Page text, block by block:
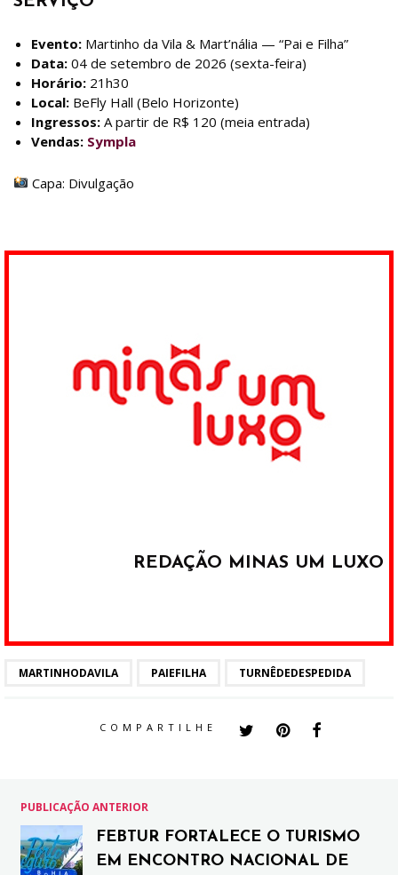
Evento: Martinho da Vila & Mart’nália — “Pai e Filha”
Data: 04 de setembro de 2026 (sexta-feira)
Horário: 21h30
Local: BeFly Hall (Belo Horizonte)
Ingressos: A partir de R$ 120 (meia entrada)
Vendas: Sympla
Capa: Divulgação
REDAÇÃO MINAS UM LUXO
MARTINHODAVILA PAIEFILHA TURNÊDEDESPEDIDA
COMPARTILHE
PUBLICAÇÃO ANTERIOR
FEBTUR FORTALECE O TURISMO
EM ENCONTRO NACIONAL DE